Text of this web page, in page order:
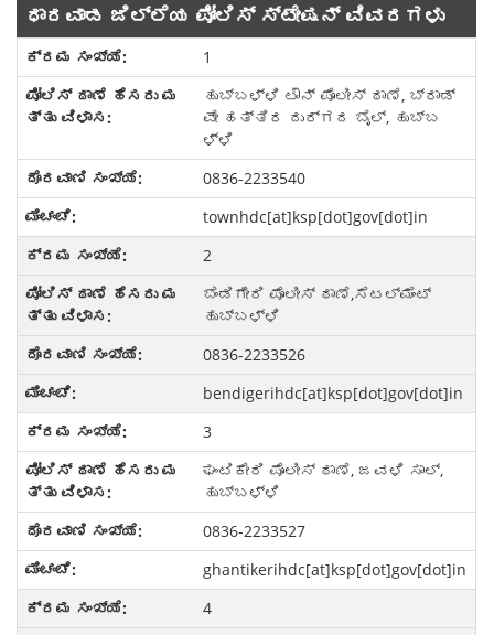
ಧಾರವಾಡ ಜಿಲ್ಲೆಯ ಪೋಲಿಸ್ ಸ್ಟೇಷನ್ ವಿವರಗಳು
1
ಹುಬ್ಬಳ್ಳಿ ಟೌನ್ ಪೊಲೀಸ್ ಠಾಣೆ, ಬ್ರಾಡ್
ವೇ ಹತ್ತಿರ ದುರ್ಗದ ಬೈಲ್, ಹುಬ್ಬ
ಳ್ಳಿ
0836-2233540
townhdc[at]ksp[dot]gov[dot]in
2
ಬೆಂಡಿಗೇರಿ ಪೊಲೀಸ್ ಠಾಣೆ,ಸೆಟಲ್ಮೆಂಟ್
ಹುಬ್ಬಳ್ಳಿ
0836-2233526
bendigerihdc[at]ksp[dot]gov[dot]in
3
ಘಂಟಿಕೇರಿ ಪೊಲೀಸ್ ಠಾಣೆ, ಜವಳಿ ಸಾಲ್,
ಹುಬ್ಬಳ್ಳಿ
0836-2233527
ghantikerihdc[at]ksp[dot]gov[dot]in
4